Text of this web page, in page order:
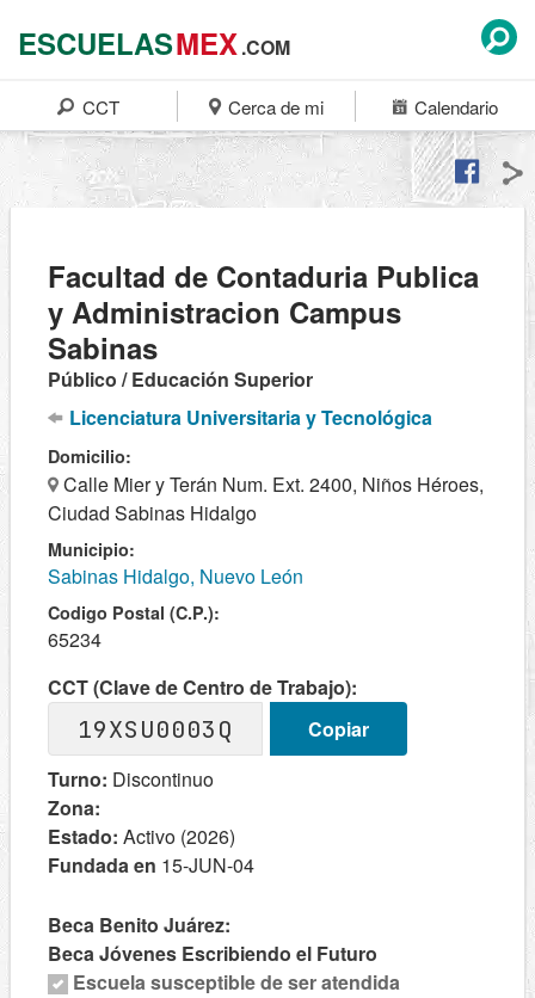
ESCUELASMEX.COM
CCT Cerca de mi Calendario
Facultad de Contaduria Publica
y Administracion Campus
Sabinas
Público / Educación Superior
Licenciatura Universitaria y Tecnológica
Domicilio:
Calle Mier y Terán Num. Ext. 2400, Niños Héroes,
Ciudad Sabinas Hidalgo
Municipio:
Sabinas Hidalgo, Nuevo León
Codigo Postal (C.P.):
65234
CCT (Clave de Centro de Trabajo):
19XSU0003Q
Copiar
Turno: Discontinuo
Zona:
Estado: Activo (2026)
Fundada en 15-JUN-04
Beca Benito Juárez:
Beca Jóvenes Escribiendo el Futuro
Escuela susceptible de ser atendida